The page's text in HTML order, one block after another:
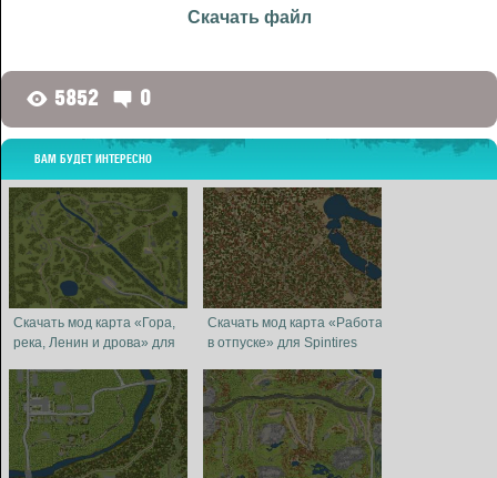
Скачать файл
G 5852 D 0
ВАМ БУДЕТ ИНТЕРЕСНО
Скачать мод карта «Гора,
река, Ленин и дрова» для
Скачать мод карта «Работа
в отпуске» для Spintires